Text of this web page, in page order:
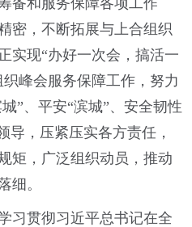
密，不断拓展与上合组织
实现“办好一次会，搞活一
峰会服务保障工作，努力
”、平安“滨城”、安全韧性
导，压紧压实各方责任，
矩，广泛组织动员，推动
细。
习贯彻习近平总书记在全